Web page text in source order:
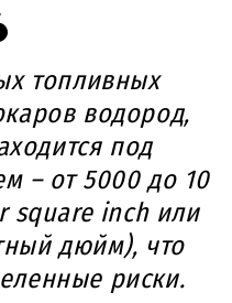
топливных
водород,
под
– от 5000 до 10
square inch или
дюйм), что
риски.